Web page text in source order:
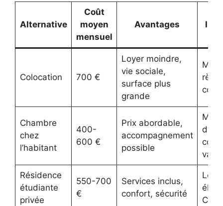
Alternative
Coût
moyen
mensuel
Avantages
Colocation 700 €
Loyer moindre,
vie sociale,
surface plus
grande
Chambre
chez
l’habitant
400-
600 €
Prix abordable,
accompagnement
possible
Résidence
étudiante
privée
550-700
€
Services inclus,
confort, sécurité